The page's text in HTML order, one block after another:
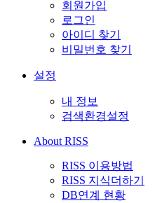
회원가입
로그인
아이디 찾기
비밀번호 찾기
설정
내 정보
검색환경설정
About RISS
RISS 이용방법
RISS 지식더하기
DB연계 현황